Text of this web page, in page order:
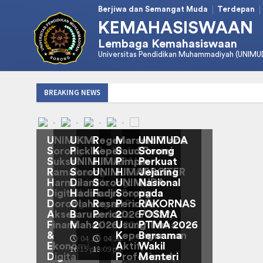
Berjiwa dan Semangat Muda Terdepan
KEMAHASISWAAN
Lembaga Kemahasiswaan
Universitas Pendidikan Muhammadiyah
BREAKING NEWS
UNIMUDA
Sorong
Sukses
Ramaikan
Harmoni
Digitalks:
Dorong
Akses
Finansial
Ekonomi
Digital
UKM
Pickleball
UNIMUDA
Sorong
Dilantik,
Hadirkan
Olahraga
Baru untuk
Mahasiswa
04 Juli 2026 |
16:15 pm
Regenerasi
Kepemimpinan
HIMAPAI
UNIMUDA
Sorong: Nurul
Fadjri Supita
Resmi Pimpin
Periode
2026/2027
🕔 04 Juli 2026 |
13:09 pm
Marsela Tince
Saud Resmi
Pimpin
HIMAPROTER
UNIMUDA
Sorong
Periode
2026/2027,
Usung Tema
Kepengurusan
Aktif,
Profesional,
UNIMUDA
Sorong
Perkuat
Jejaring
Nasional
pada
RAKORNAS
FOSMA
PTMA 2026
Bersama
Wakil
Menteri